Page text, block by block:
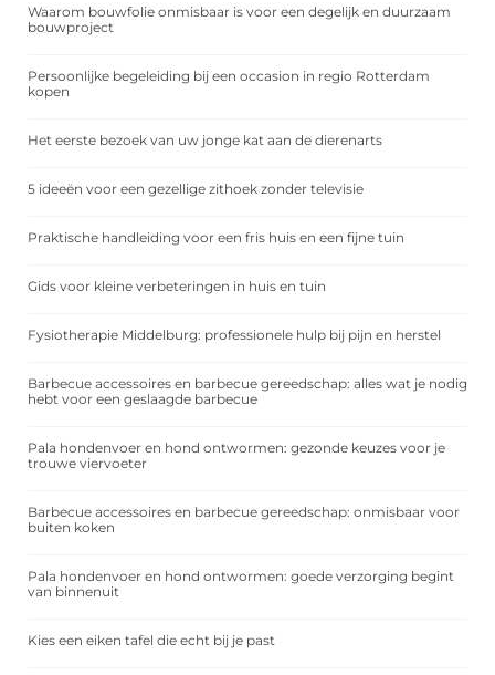
Waarom bouwfolie onmisbaar is voor een degelijk en duurzaam
bouwproject
Persoonlijke begeleiding bij een occasion in regio Rotterdam
kopen
Het eerste bezoek van uw jonge kat aan de dierenarts
5 ideeën voor een gezellige zithoek zonder televisie
Praktische handleiding voor een fris huis en een fijne tuin
Gids voor kleine verbeteringen in huis en tuin
Fysiotherapie Middelburg: professionele hulp bij pijn en herstel
Barbecue accessoires en barbecue gereedschap: alles wat je nodig
hebt voor een geslaagde barbecue
Pala hondenvoer en hond ontwormen: gezonde keuzes voor je
trouwe viervoeter
Barbecue accessoires en barbecue gereedschap: onmisbaar voor
buiten koken
Pala hondenvoer en hond ontwormen: goede verzorging begint
van binnenuit
Kies een eiken tafel die echt bij je past